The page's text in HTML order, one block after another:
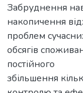
Забруднення
накопичення
проблем
обсягів
постійного
збільшення